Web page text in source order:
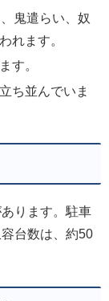
鬼遣らい、奴
れます。
す。
ち並んでいま
ります。駐車
台数は、約50